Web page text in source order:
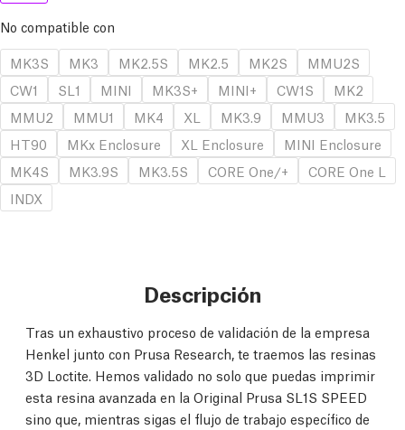
No compatible con
MK3S
MK3 MK2.5S MK2.5 MK2S
MMU2S
CW1
SL1 MINI MK3S+ MINI+ CW1S
MK2
MMU2
MMU1 MK4 XL MK3.9 MMU3
MK3.5
HT90
MKx Enclosure XL Enclosure
MINI Enclosure
MK4S
MK3.9S MK3.5S CORE One/+
CORE One L
INDX
Descripción
Tras un exhaustivo proceso de validación de la empresa
Henkel junto con Prusa Research, te traemos las resinas
3D Loctite. Hemos validado no solo que puedas imprimir
esta resina avanzada en la Original Prusa SL1S SPEED
sino que, mientras sigas el flujo de trabajo específico de